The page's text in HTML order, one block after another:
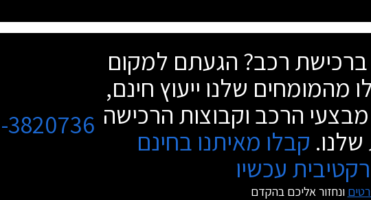
ברכישת רכב? הגעתם למקום
מהמומחים שלנו ייעוץ חינם,
הרכב וקבוצות הרכישה
קבלו מאיתנו בחינם
עכשיו
ונחזור אליכם בהקדם
3820736